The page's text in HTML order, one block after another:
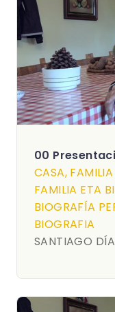
00
CASA,
FAMILIA ETA
BIOGRAFÍA
BIOGRAFIA
SANTIAGO